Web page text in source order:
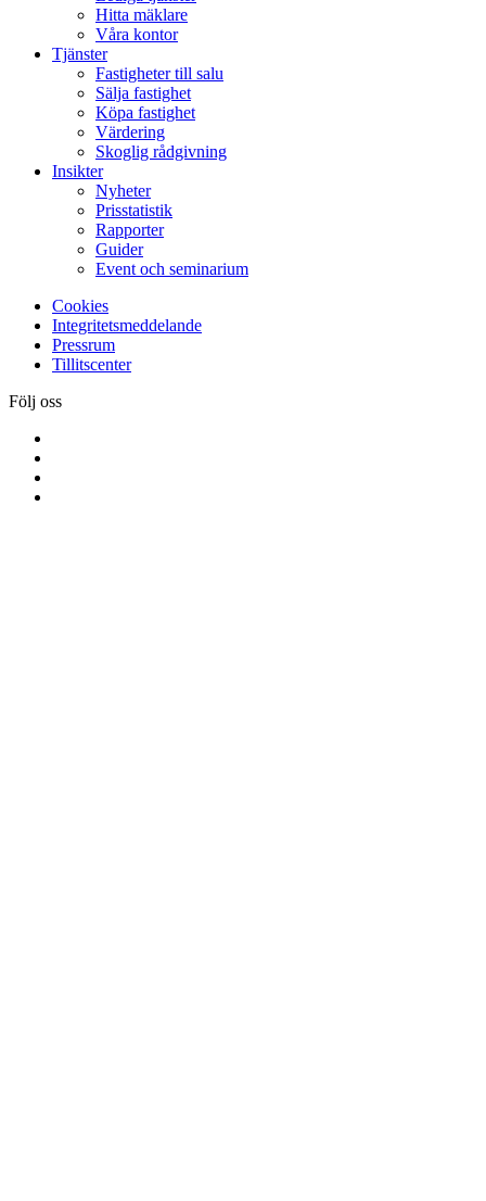
Hitta mäklare
Våra kontor
Tjänster
Fastigheter till salu
Sälja fastighet
Köpa fastighet
Värdering
Skoglig rådgivning
Insikter
Nyheter
Prisstatistik
Rapporter
Guider
Event och seminarium
Cookies
Integritetsmeddelande
Pressrum
Tillitscenter
Följ oss